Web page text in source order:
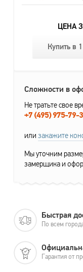
ЦЕНА
Купить в
Сложности в
Не тратьте свое
+7 (495) 975-79-
или закажите
Мы уточним
замерщика и
Быстрая
По всем
Гарантия от